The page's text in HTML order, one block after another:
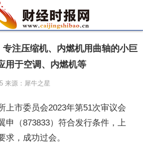
注压缩机、内燃机用曲轴的小巨
用于空调、内燃机等
来源：犀牛之星
上市委员会2023年第51次审议会
申（873833）符合发行条件，上
求，成功过会。